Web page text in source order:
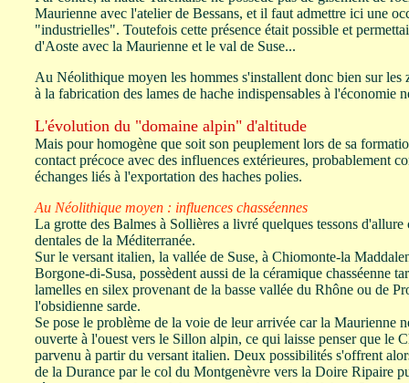
Maurienne avec l'atelier de Bessans, et il faut admettre ici une
"industrielles". Toutefois cette présence était possible et
d'Aoste avec la Maurienne et le val de Suse...
Au Néolithique moyen les hommes s'installent donc bien sur les
à la fabrication des lames de hache indispensables à l'économie
L'évolution du "domaine alpin" d'altitude
Mais pour homogène que soit son peuplement lors de sa
contact précoce avec des influences extérieures, probablement
échanges liés à l'exportation des haches polies.
Au Néolithique moyen : influences chasséennes
La grotte des Balmes à Sollières a livré quelques tessons d'allure
dentales de la Méditerranée.
Sur le versant italien, la vallée de Suse, à Chiomonte-la
Borgone-di-Susa, possèdent aussi de la céramique chasséenne
lamelles en silex provenant de la basse vallée du Rhône ou de
l'obsidienne sarde.
Se pose le problème de la voie de leur arrivée car la Maurienne
ouverte à l'ouest vers le Sillon alpin, ce qui laisse penser que le
parvenu à partir du versant italien. Deux possibilités s'offrent
de la Durance par le col du Montgenèvre vers la Doire Ripaire